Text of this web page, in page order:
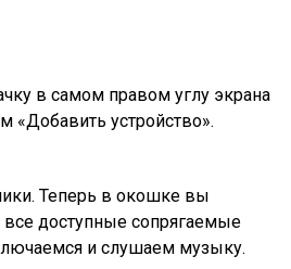
в самом правом углу экрана
«Добавить устройство».
Теперь в окошке вы
доступные сопрягаемые
и слушаем музыку.